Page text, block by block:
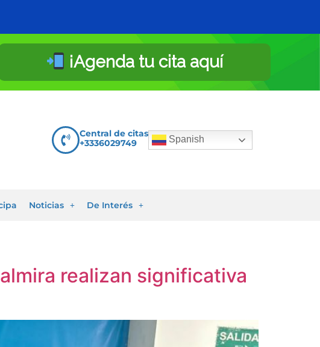
¡Agenda tu cita aquí
Central de citas
+3336029749
Spanish
Noticias De Interés
realizan significativa